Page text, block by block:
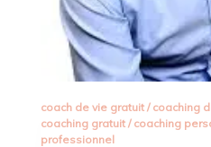
coach de vie gratuit/ coaching
coaching gratuit/ coaching
professionnel